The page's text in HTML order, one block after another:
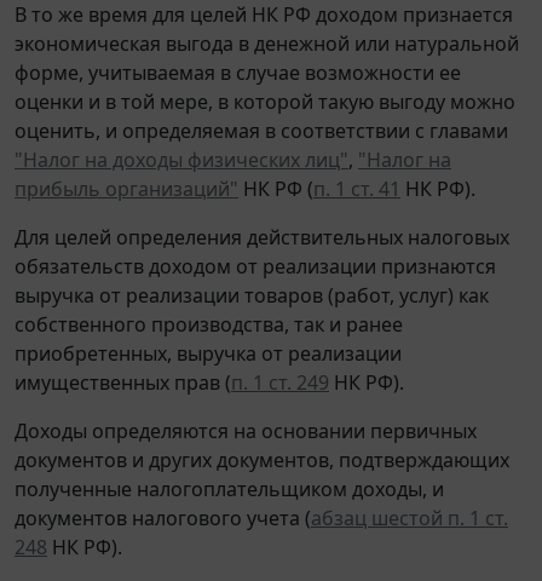
В то же время для целей НК РФ доходом признается
экономическая выгода в денежной или натуральной
форме, учитываемая в случае возможности ее
оценки и в той мере, в которой такую выгоду можно
оценить, и определяемая в соответствии с главами
"Налог на доходы физических лиц", "Налог на
прибыль организаций" НК РФ (п. 1 ст. 41 НК РФ).
Для целей определения действительных налоговых
обязательств доходом от реализации признаются
выручка от реализации товаров (работ, услуг) как
собственного производства, так и ранее
приобретенных, выручка от реализации
имущественных прав (п. 1 ст. 249 НК РФ).
Доходы определяются на основании первичных
документов и других документов, подтверждающих
полученные налогоплательщиком доходы, и
документов налогового учета (абзац шестой п. 1 ст.
248 НК РФ).